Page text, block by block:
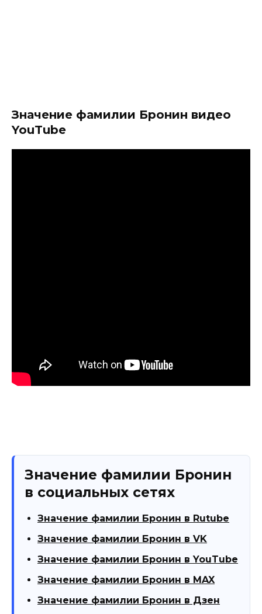
Значение фамилии Бронин видео
YouTube
Значение фамилии Бронин
в социальных сетях
Значение фамилии Бронин в Rutube
Значение фамилии Бронин в VK
Значение фамилии Бронин в YouTube
Значение фамилии Бронин в MAX
Значение фамилии Бронин в Дзен